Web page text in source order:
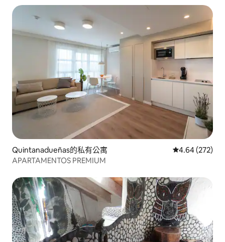
Quintanadueñas的私有公寓 從 272 則評價
4.64 (272)
APARTAMENTOS PREMIUM